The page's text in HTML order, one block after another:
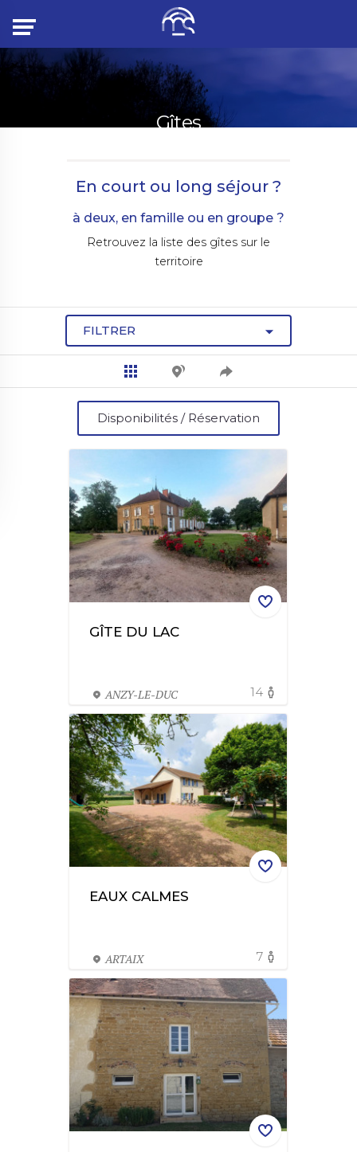
Gîtes
En court ou long séjour ?
à deux, en famille ou en groupe ?
Retrouvez la liste des gîtes sur le
territoire
FILTRER
Disponibilités / Réservation
GÎTE DU LAC
ANZY-LE-DUC 14
EAUX CALMES
ARTAIX 7